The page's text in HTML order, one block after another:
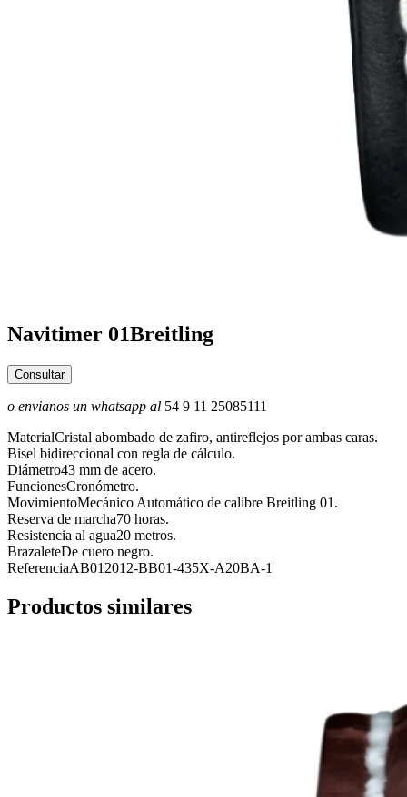
Navitimer 01Breitling
Consultar
o envianos un whatsapp al 54 9 11 25085111
MaterialCristal abombado de zafiro, antireflejos por ambas caras.
Bisel bidireccional con regla de cálculo.
Diámetro43 mm de acero.
FuncionesCronómetro.
MovimientoMecánico Automático de calibre Breitling 01.
Reserva de marcha70 horas.
Resistencia al agua20 metros.
BrazaleteDe cuero negro.
ReferenciaAB012012-BB01-435X-A20BA-1
Productos similares